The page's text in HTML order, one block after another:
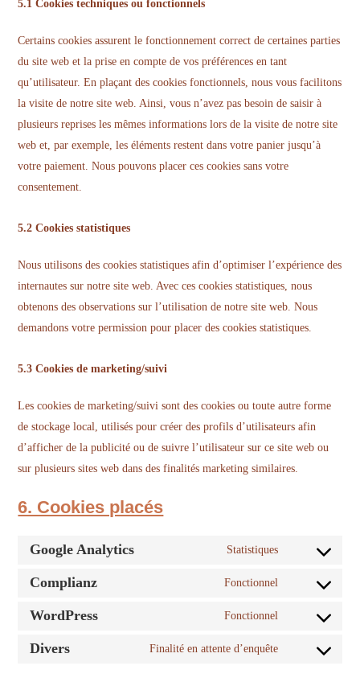
5.1 Cookies techniques ou fonctionnels
Certains cookies assurent le fonctionnement correct de certaines parties
du site web et la prise en compte de vos préférences en tant
qu’utilisateur. En plaçant des cookies fonctionnels, nous vous facilitons
la visite de notre site web. Ainsi, vous n’avez pas besoin de saisir à
plusieurs reprises les mêmes informations lors de la visite de notre site
web et, par exemple, les éléments restent dans votre panier jusqu’à
votre paiement. Nous pouvons placer ces cookies sans votre
consentement.
5.2 Cookies statistiques
Nous utilisons des cookies statistiques afin d’optimiser l’expérience des
internautes sur notre site web. Avec ces cookies statistiques, nous
obtenons des observations sur l’utilisation de notre site web. Nous
demandons votre permission pour placer des cookies statistiques.
5.3 Cookies de marketing/suivi
Les cookies de marketing/suivi sont des cookies ou toute autre forme
de stockage local, utilisés pour créer des profils d’utilisateurs afin
d’afficher de la publicité ou de suivre l’utilisateur sur ce site web ou
sur plusieurs sites web dans des finalités marketing similaires.
6. Cookies placés
Google Analytics
Statistiques
Consent
google-
Complianz
Fonctionnel
Consent
complianz
WordPress
Fonctionnel
Consent
Divers
Finalité en attente d’enquête
Consent